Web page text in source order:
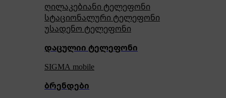
ღილაკებიანი ტელეფონი
სტაციონალური ტელეფონი
უსადენო ტელეფონი
დაცულიი ტელეფონი
SIGMA mobile
ბრენდები